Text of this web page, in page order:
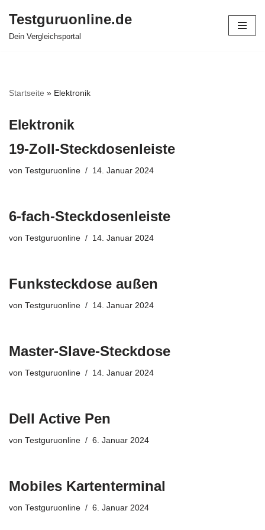
Zum
Testguruonline.de
Dein Vergleichsportal
Startseite » Elektronik
Elektronik
19-Zoll-Steckdosenleiste
von Testguruonline 14. Januar 2024
6-fach-Steckdosenleiste
von Testguruonline 14. Januar 2024
Funksteckdose außen
von Testguruonline 14. Januar 2024
Master-Slave-Steckdose
von Testguruonline 14. Januar 2024
Dell Active Pen
von Testguruonline 6. Januar 2024
Mobiles Kartenterminal
von Testguruonline 6. Januar 2024